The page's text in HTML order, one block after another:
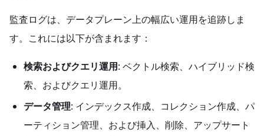
監査ログは、データプレーン上の幅広い運用を追跡しま
す。これには以下が含まれます：
検索およびクエリ運用: ベクトル検索、ハイブリッド検
索、およびクエリ運用。
データ管理: インデックス作成、コレクション作成、パ
ーティション管理、および挿入、削除、アップサート